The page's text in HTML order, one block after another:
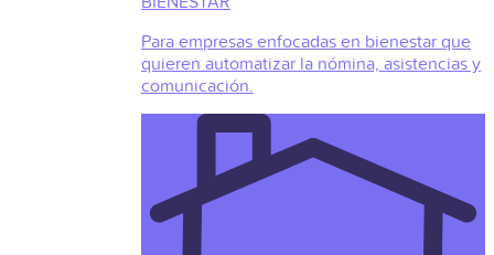
Para empresas enfocadas en bienestar que
quieren automatizar la nómina, asistencias y
comunicación.